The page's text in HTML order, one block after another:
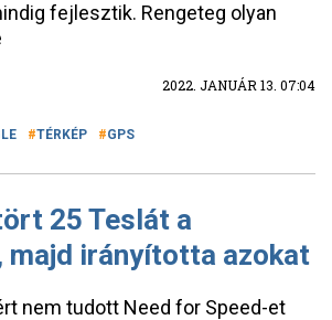
fejlesztik. Rengeteg olyan
2022. JANUÁR 13. 07:04
TÉRKÉP GPS
25 Teslát a
majd irányította azokat
nem tudott Need for Speed-et